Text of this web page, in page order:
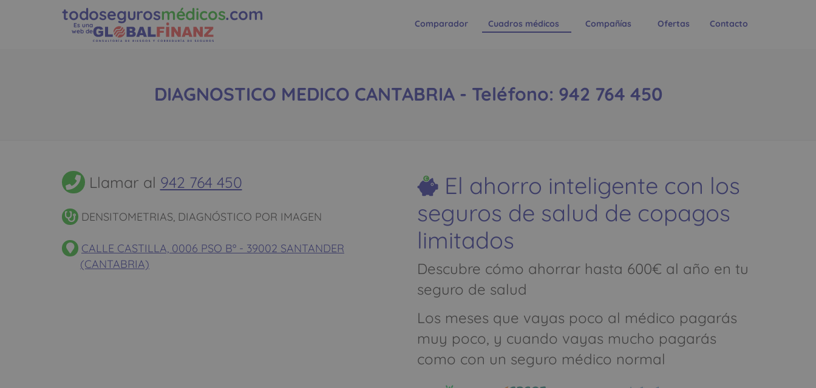
todosegurosmédicos.com
Es una
web de
Comparador Cuadros médicos Compañías Ofertas Contacto
DIAGNOSTICO MEDICO CANTABRIA - Teléfono: 942 764 450
Llamar al 942 764 450
DENSITOMETRIAS, DIAGNÓSTICO POR IMAGEN
CALLE CASTILLA, 0006 PSO Bº - 39002 SANTANDER
(CANTABRIA)
El ahorro inteligente con los
seguros de salud de copagos
limitados
Descubre cómo ahorrar hasta 600€ al año en tu
seguro de salud
Los meses que vayas poco al médico pagarás
muy poco, y cuando vayas mucho pagarás
como con un seguro médico normal